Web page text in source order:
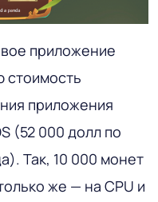
приложение
стоимость
приложения
(52 000 долл по
Так, 10 000 монет
же — на CPU и